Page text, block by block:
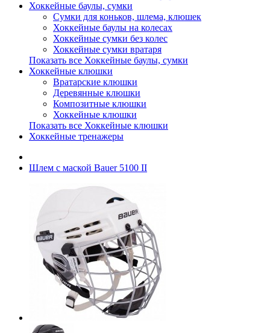
Хоккейные баулы, сумки
Сумки для коньков, шлема, клюшек
Хоккейные баулы на колесах
Хоккейные сумки без колес
Хоккейные сумки вратаря
Показать все Хоккейные баулы, сумки
Хоккейные клюшки
Вратарские клюшки
Деревянные клюшки
Композитные клюшки
Хоккейные клюшки
Показать все Хоккейные клюшки
Хоккейные тренажеры
Шлем с маской Bauer 5100 II